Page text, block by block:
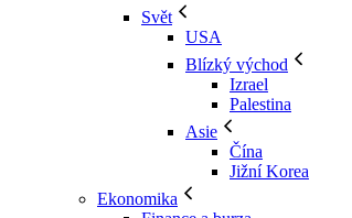
Svět
USA
Blízký východ
Izrael
Palestina
Asie
Čína
Jižní Korea
Ekonomika